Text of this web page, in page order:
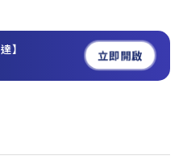
】 立即開啟